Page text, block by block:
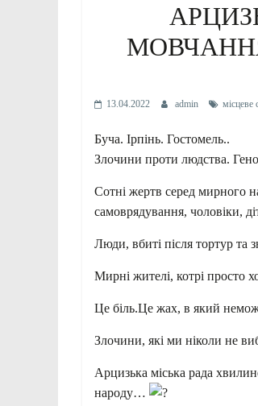
13.04.2022 admin місцеве
Буча. Ірпінь. Гостомель..
Злочини проти людства.
Сотні жертв серед мирного
самоврядування, чоловіки,
Люди, вбиті після тортур та
Мирні жителі, котрі просто
Це біль.Це жах, в який
Злочини, які ми ніколи не
Арцизька міська рада
народу…